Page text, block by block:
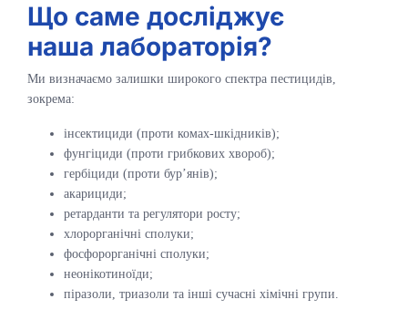
Що саме досліджує
наша лабораторія?
Ми визначаємо залишки широкого спектра пестицидів,
зокрема:
інсектициди (проти комах-шкідників);
фунгіциди (проти грибкових хвороб);
гербіциди (проти бур’янів);
акарициди;
ретарданти та регулятори росту;
хлорорганічні сполуки;
фосфорорганічні сполуки;
неонікотиноїди;
піразоли, триазоли та інші сучасні хімічні групи.